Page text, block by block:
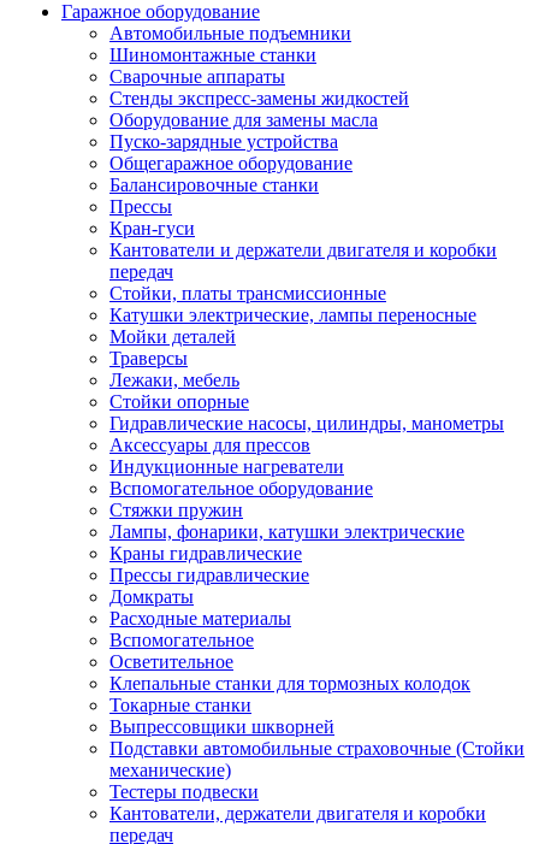
Гаражное оборудование
Автомобильные подъемники
Шиномонтажные станки
Сварочные аппараты
Стенды экспресс-замены жидкостей
Оборудование для замены масла
Пуско-зарядные устройства
Общегаражное оборудование
Балансировочные станки
Прессы
Кран-гуси
Кантователи и держатели двигателя и коробки
передач
Стойки, платы трансмиссионные
Катушки электрические, лампы переносные
Мойки деталей
Траверсы
Лежаки, мебель
Стойки опорные
Гидравлические насосы, цилиндры, манометры
Аксессуары для прессов
Индукционные нагреватели
Вспомогательное оборудование
Стяжки пружин
Лампы, фонарики, катушки электрические
Краны гидравлические
Прессы гидравлические
Домкраты
Расходные материалы
Вспомогательное
Осветительное
Клепальные станки для тормозных колодок
Токарные станки
Выпрессовщики шкворней
Подставки автомобильные страховочные (Стойки
механические)
Тестеры подвески
Кантователи, держатели двигателя и коробки
передач